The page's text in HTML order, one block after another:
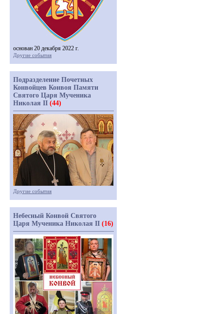
основан 20 декабря 2022 г.
Другие события
Подразделение Почетных
Конвойцев Конвоя Памяти
Святого Царя Мученика
Николая II (44)
Другие события
Небесный Конвой Святого
Царя Мученика Николая II (16)